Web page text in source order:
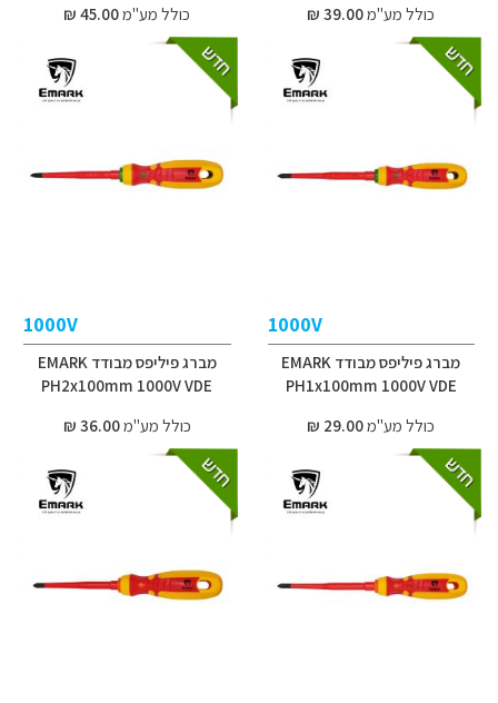
כולל מע"מ39.00 ₪
כולל מע"מ45.00 ₪
1000V
מברג פיליפס מבודד EMARK
PH1x100mm 1000V VDE
כולל מע"מ29.00 ₪
1000V
מברג פיליפס מבודד EMARK
PH2x100mm 1000V VDE
כולל מע"מ36.00 ₪